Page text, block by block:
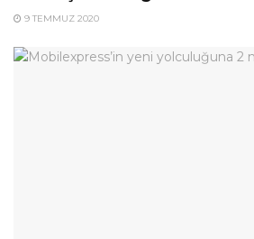
9 TEMMUZ 2020